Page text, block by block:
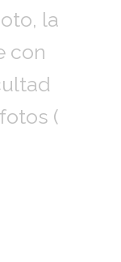
la
con
(